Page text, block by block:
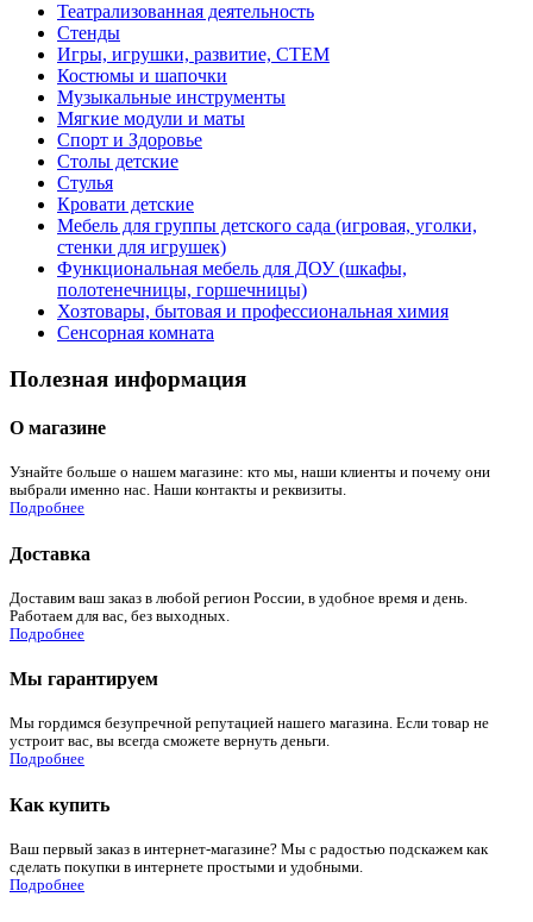
Театрализованная деятельность
Стенды
Игры, игрушки, развитие, СТЕМ
Костюмы и шапочки
Музыкальные инструменты
Мягкие модули и маты
Спорт и Здоровье
Столы детские
Стулья
Кровати детские
Мебель для группы детского сада (игровая, уголки,
стенки для игрушек)
Функциональная мебель для ДОУ (шкафы,
полотенечницы, горшечницы)
Хозтовары, бытовая и профессиональная химия
Сенсорная комната
Полезная информация
О магазине
Узнайте больше о нашем магазине: кто мы, наши клиенты и почему они
выбрали именно нас. Наши контакты и реквизиты.
Подробнее
Доставка
Доставим ваш заказ в любой регион России, в удобное время и день.
Работаем для вас, без выходных.
Подробнее
Мы гарантируем
Мы гордимся безупречной репутацией нашего магазина. Если товар не
устроит вас, вы всегда сможете вернуть деньги.
Подробнее
Как купить
Ваш первый заказ в интернет-магазине? Мы с радостью подскажем как
сделать покупки в интернете простыми и удобными.
Подробнее